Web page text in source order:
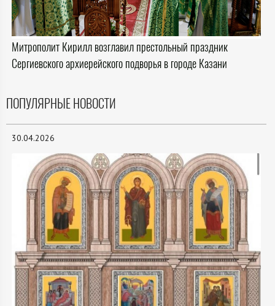
Митрополит Кирилл возглавил престольный праздник
Сергиевского архиерейского подворья в городе Казани
ПОПУЛЯРНЫЕ НОВОСТИ
30.04.2026